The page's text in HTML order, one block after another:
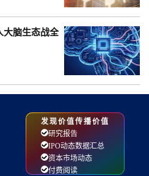
大脑生态战全
发现价值传播价值
研究报告
IPO动态数据汇总
资本市场动态
付费阅读